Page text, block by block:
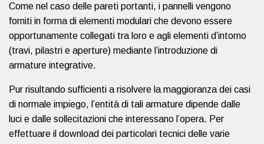
Come nel caso delle pareti portanti, i pannelli vengono
forniti in forma di elementi modulari che devono essere
opportunamente collegati tra loro e agli elementi d’intorno
(travi, pilastri e aperture) mediante l’introduzione di
armature integrative.
Pur risultando sufficienti a risolvere la maggioranza dei casi
di normale impiego, l’entità di tali armature dipende dalle
luci e dalle sollecitazioni che interessano l’opera. Per
effettuare il download dei particolari tecnici delle varie